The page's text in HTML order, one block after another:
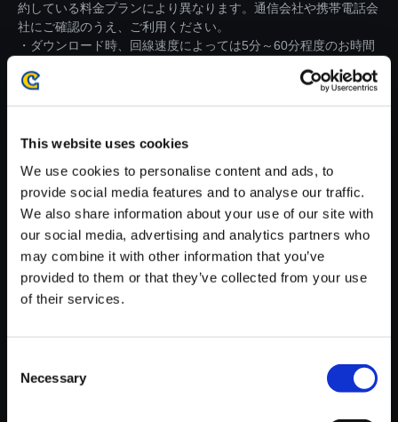
This website uses cookies
We use cookies to personalise content and ads, to
provide social media features and to analyse our traffic.
We also share information about your use of our site with
our social media, advertising and analytics partners who
may combine it with other information that you’ve
provided to them or that they’ve collected from your use
of their services.
Selection
Necessary
約している料金プランにより異なります。通信会社や携帯電話会
社にご確認のうえ、ご利用ください。
・ダウンロード時、回線速度によっては5分～60分程度のお時間
※ご購入いただいたファイルのダウンロードの際には、通信環境
【単曲】ヴァンパイア サウンド
BOX ANAKARIS Stage (Egypt)
150円